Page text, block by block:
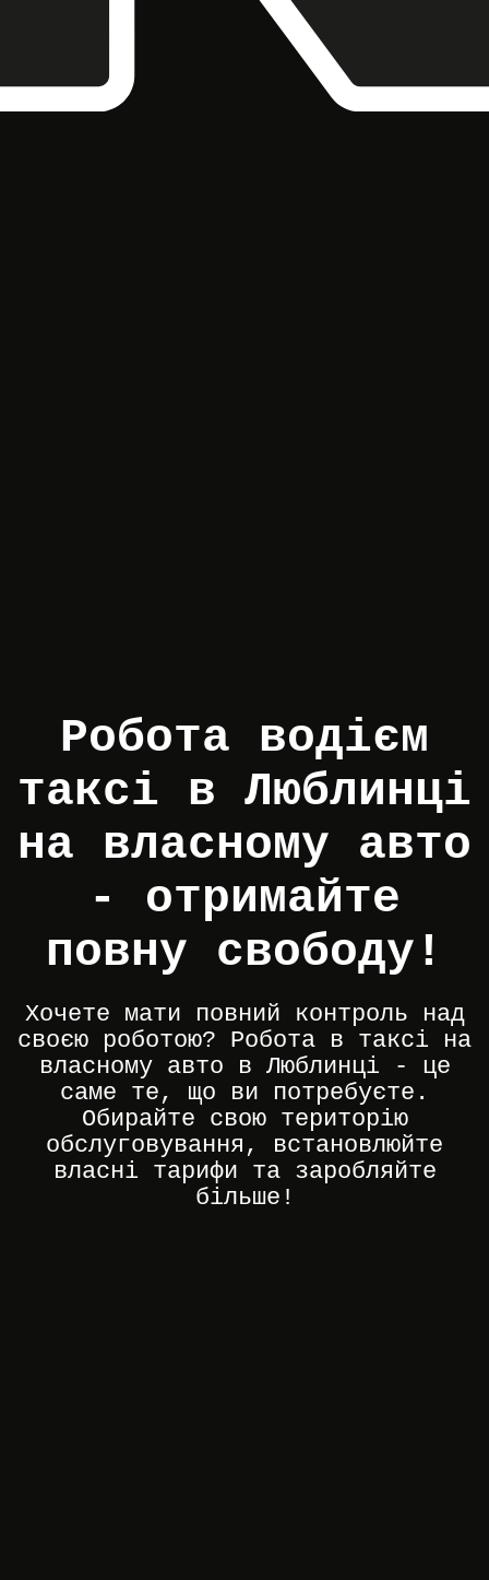
Робота водієм
таксі в Люблинці
на власному авто
- отримайте
повну свободу!
Хочете мати повний контроль над
своєю роботою? Робота в таксі на
власному авто в Люблинці - це
саме те, що ви потребуєте.
Обирайте свою територію
обслуговування, встановлюйте
власні тарифи та заробляйте
більше!